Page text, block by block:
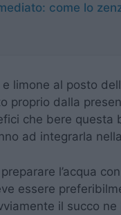
come lo
limone al posto
proprio dalla
che bere questa
ad integrarla
l’acqua
essere
il succo